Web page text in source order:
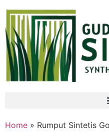
Home » Rumput Sintetis